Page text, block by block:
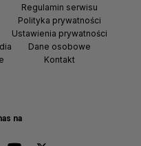
na
Regulamin serwisu
Polityka prywatności
Ustawienia prywatności
Dane osobowe
Kontakt